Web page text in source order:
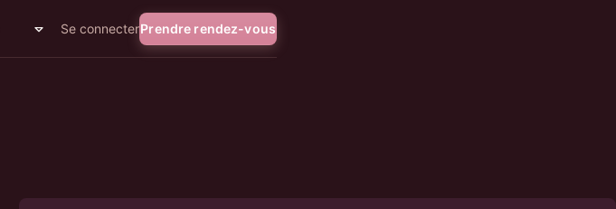
Se connecterPrendre rendez-vous